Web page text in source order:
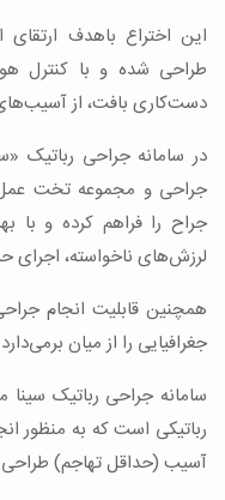
این اختراع باهدف
طراحی شده و با کنترل
دست‌کاری بافت، از
در سامانه جراحی رباتیک
جراحی و مجموعه تخت عمل و
جراح را فراهم کرده و با
لرزش‌های ناخواسته، اجرای
همچنین قابلیت انجام
جغرافیایی را از میان
سامانه جراحی رباتیک
رباتیکی است که به منظور
آسیب (حداقل تهاجم)